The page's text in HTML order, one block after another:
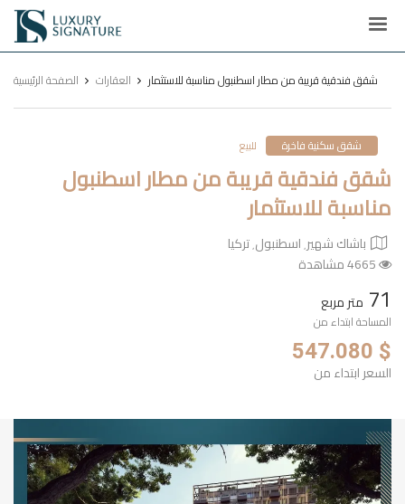
Luxury
Signature
الصفحة الرئيسية العقارات شقق فندقية قريبة من مطار اسطنبول مناسبة للاستثمار
شقق سكنية فاخرة للبيع
شقق فندقية قريبة من مطار اسطنبول
مناسبة للاستثمار
باشاك شهير٬ اسطنبول٬ تركيا
71 متر مربع
المساحة ابتداء من
$ 547.080
السعر ابتداء من